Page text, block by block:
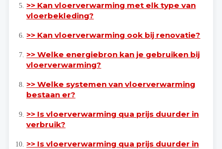
>> Kan vloerverwarming met elk type van
vloerbekleding?
>> Kan vloerverwarming ook bij renovatie?
>> Welke energiebron kan je gebruiken bij
vloerverwarming?
>> Welke systemen van vloerverwarming
bestaan er?
>> Is vloerverwarming qua prijs duurder in
verbruik?
>> Is vloerverwarming qua prijs duurder in